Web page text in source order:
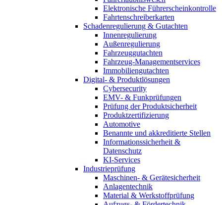
Elektronische Führerscheinkontrolle
Fahrtenschreiberkarten
Schadenregulierung & Gutachten
Innenregulierung
Außenregulierung
Fahrzeuggutachten
Fahrzeug-Managementservices
Immobiliengutachten
Digital- & Produktlösungen
Cybersecurity
EMV- & Funkprüfungen
Prüfung der Produktsicherheit
Produktzertifizierung
Automotive
Benannte und akkreditierte Stellen
Informationssicherheit &
Datenschutz
KI-Services
Industrieprüfung
Maschinen- & Gerätesicherheit
Anlagentechnik
Material & Werkstoffprüfung